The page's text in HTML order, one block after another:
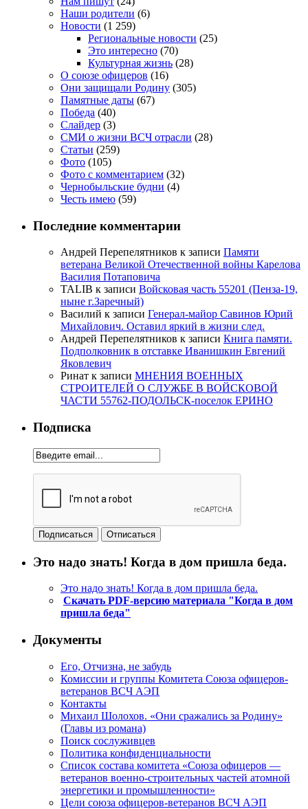
Наши родители (6)
Новости (1 259)
Региональные новости (25)
Это интересно (70)
Культурная жизнь (28)
О союзе офицеров (16)
Они защищали Родину (305)
Памятные даты (67)
Победа (40)
Слайдер (3)
СМИ о жизни ВСЧ отрасли (28)
Статьи (259)
Фото (105)
Фото с комментарием (32)
Чернобыльские будни (4)
Честь имею (59)
Последние комментарии
Андрей Перепелятников к записи Памяти
ветерана Великой Отечественной войны Карелова
Василия Потаповича
TALIB к записи Войсковая часть 55201 (Пенза-19,
ныне г.Заречный)
Василий к записи Генерал-майор Савинов Юрий
Михайлович. Оставил яркий в жизни след.
Андрей Перепелятников к записи Книга памяти.
Подполковник в отставке Иванишкин Евгений
Яковлевич
Ринат к записи МНЕНИЯ ВОЕННЫХ
СТРОИТЕЛЕЙ О СЛУЖБЕ В ВОЙСКОВОЙ
ЧАСТИ 55762-ПОДОЛЬСК-поселок ЕРИНО
Подписка
Это надо знать! Когда в дом пришла беда.
Это надо знать! Когда в дом пришла беда.
Скачать PDF-версию материала "Когда в дом
пришла беда"
Документы
Его, Отчизна, не забудь
Комиссии и группы Комитета Союза офицеров-
ветеранов ВСЧ АЭП
Контакты
Михаил Шолохов. «Они сражались за Родину»
(Главы из романа)
Поиск сослуживцев
Политика конфиденциальности
Список состава комитета «Союза офицеров —
ветеранов военно-строительных частей атомной
энергетики и промышленности»
Цели союза офицеров-ветеранов ВСЧ АЭП